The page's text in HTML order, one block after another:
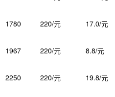
1780 220/元 17.0/元
1967 220/元 8.8/元
2250 220/元 19.8/元